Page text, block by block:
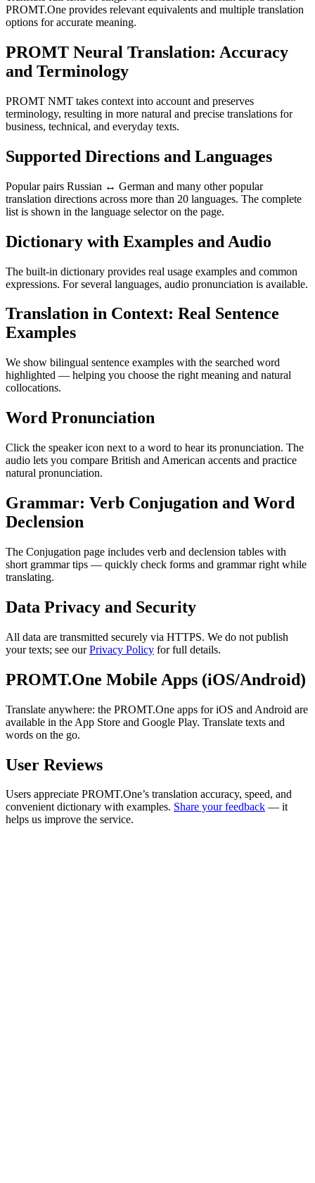
PROMT.One provides relevant equivalents and multiple translation
options for accurate meaning.
PROMT Neural Translation: Accuracy
and Terminology
PROMT NMT takes context into account and preserves
terminology, resulting in more natural and precise translations for
business, technical, and everyday texts.
Supported Directions and Languages
Popular pairs Russian ↔ German and many other popular
translation directions across more than 20 languages. The complete
list is shown in the language selector on the page.
Dictionary with Examples and Audio
The built-in dictionary provides real usage examples and common
expressions. For several languages, audio pronunciation is available.
Translation in Context: Real Sentence
Examples
We show bilingual sentence examples with the searched word
highlighted — helping you choose the right meaning and natural
collocations.
Word Pronunciation
Click the speaker icon next to a word to hear its pronunciation. The
audio lets you compare British and American accents and practice
natural pronunciation.
Grammar: Verb Conjugation and Word
Declension
The Conjugation page includes verb and declension tables with
short grammar tips — quickly check forms and grammar right while
translating.
Data Privacy and Security
All data are transmitted securely via HTTPS. We do not publish
your texts; see ourPrivacy Policy for full details.
PROMT.One Mobile Apps (iOS/Android)
Translate anywhere: the PROMT.One apps for iOS and Android are
available in the App Store and Google Play. Translate texts and
words on the go.
User Reviews
Users appreciate PROMT.One’s translation accuracy, speed, and
convenient dictionary with examples. Share your feedback — it
helps us improve the service.